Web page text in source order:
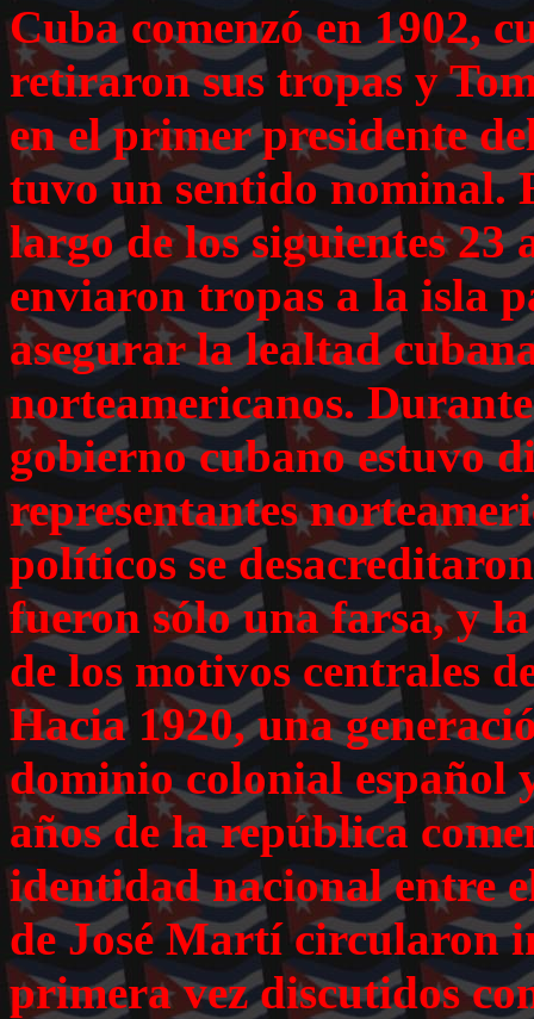
Cuba comenzó en 1902,
retiraron sus tropas y
en el primer presidente
tuvo un sentido nominal.
largo de los siguientes 23
enviaron tropas a la isla
asegurar la lealtad
norteamericanos.
gobierno cubano estuvo
representantes
políticos se
fueron sólo una farsa, y
de los motivos centrales
Hacia 1920, una
dominio colonial español
años de la república
identidad nacional entre
de José Martí circularon
primera vez discutidos